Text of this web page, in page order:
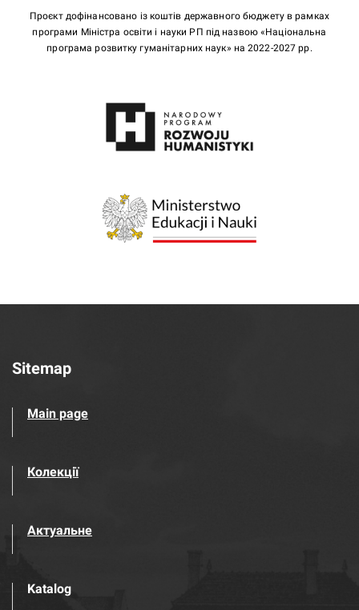
Проєкт дофінансовано із коштів державного бюджету в рамках
програми Міністра освіти і науки РП під назвою «Національна
програма розвитку гуманітарних наук» на 2022-2027 рр.
Sitemap
Main page
Колекції
Актуальне
Katalog